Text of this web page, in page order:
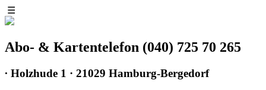
☰
Abo- & Kartentelefon (040) 725 70 265
∙ Holzhude 1 · 21029 Hamburg-Bergedorf